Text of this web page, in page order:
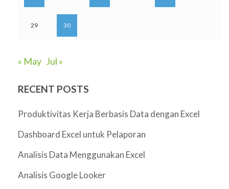
29 30
« May Jul »
RECENT POSTS
Produktivitas Kerja Berbasis Data dengan Excel
Dashboard Excel untuk Pelaporan
Analisis Data Menggunakan Excel
Analisis Google Looker